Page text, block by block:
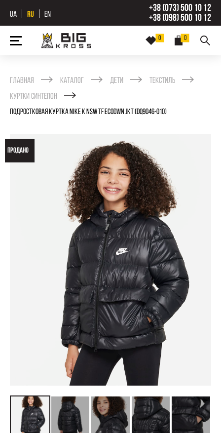
UA RU EN
+38 (073) 500 10 12
+38 (098) 500 10 12
0
0
Главная Каталог Дети
Текстиль
Куртки синтепон
ПОДРОСТКОВАЯ КУРТКА NIKE K NSW TF ECODWN JKT (DQ9046-010)
ПРОДАНО